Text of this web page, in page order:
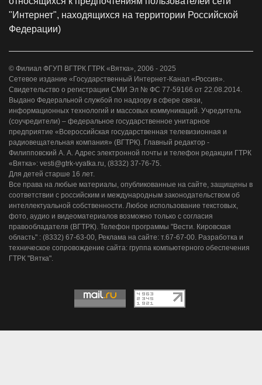
"Интернет", находящихся на территории Российской
Федерации)
© Филиал ФГУП ВГТРК ГТРК «Вятка», 2006 - 2025
Сетевое издание «Государственный Интернет-Канал «Россия».
Свидетельство о регистрации СМИ Эл № ФС 77-59166 от 22.08.2014.
Выдано Федеральной службой по надзору в сфере связи,
информационных технологий и массовых коммуникаций. Учредитель
(соучредители) – федеральное государственное унитарное
предприятие «Всероссийская государственная телевизионная и
радиовещательная компания» (ВГТРК). Главный редактор -
Филипповский А. А. Адрес электронной почты и телефон редакции ГТРК
«Вятка»: vesti@gtrk-vyatka.ru, (8332) 37-76-75.
Для детей старше 16 лет.
Все права на любые материалы, опубликованные на сайте, защищены в
соответствии с российским и международным законодательством об
интеллектуальной собственности. Любое использование текстовых,
фото, аудио и видеоматериалов возможно только с согласия
правообладателя (ВГТРК). Телефон программы "Вести. Кировская
область" : (8332) 67-63-00, Реклама на сайте: т.67-67-00. Разработка и
техническое сопровождение сайта: группа компьютерного обеспечения
ГТРК "Вятка".